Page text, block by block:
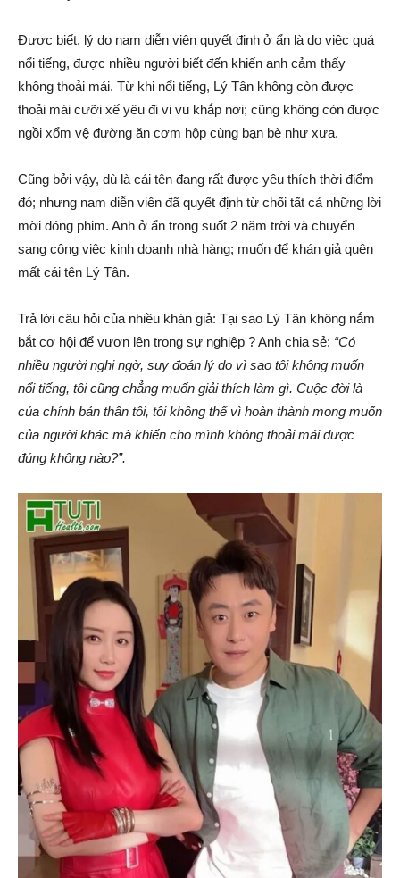
Được biết, lý do nam diễn viên quyết định ở ẩn là do việc quá
nổi tiếng, được nhiều người biết đến khiến anh cảm thấy
không thoải mái. Từ khi nổi tiếng, Lý Tân không còn được
thoải mái cưỡi xế yêu đi vi vu khắp nơi; cũng không còn được
ngồi xổm vệ đường ăn cơm hộp cùng bạn bè như xưa.
Cũng bởi vậy, dù là cái tên đang rất được yêu thích thời điểm
đó; nhưng nam diễn viên đã quyết định từ chối tất cả những lời
mời đóng phim. Anh ở ẩn trong suốt 2 năm trời và chuyển
sang công việc kinh doanh nhà hàng; muốn để khán giả quên
mất cái tên Lý Tân.
Trả lời câu hỏi của nhiều khán giả: Tại sao Lý Tân không nắm
bắt cơ hội để vươn lên trong sự nghiệp ? Anh chia sẻ: “Có
nhiều người nghi ngờ, suy đoán lý do vì sao tôi không muốn
nổi tiếng, tôi cũng chẳng muốn giải thích làm gì. Cuộc đời là
của chính bản thân tôi, tôi không thể vì hoàn thành mong muốn
của người khác mà khiến cho mình không thoải mái được
đúng không nào?”.